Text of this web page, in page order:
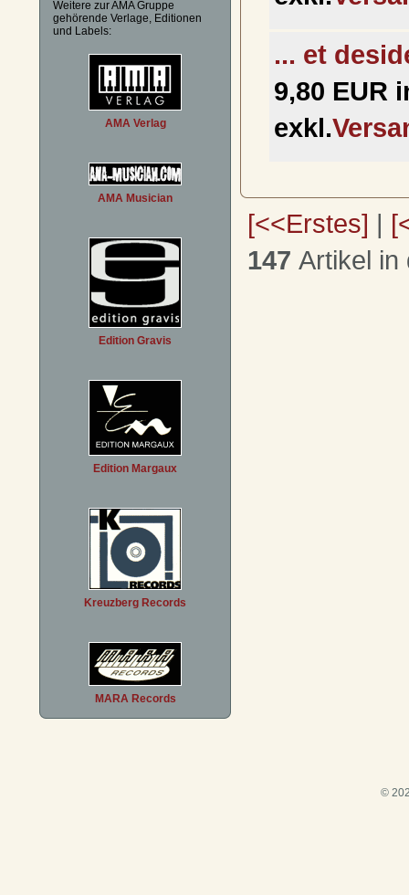
Weitere zur AMA Gruppe
gehörende Verlage, Editionen
und Labels:
AMA Verlag
AMA Musician
Edition Gravis
Edition Margaux
Kreuzberg Records
MARA Records
... et
9,80 EUR
exkl.
[<<Erstes] |
147 Artikel in
©